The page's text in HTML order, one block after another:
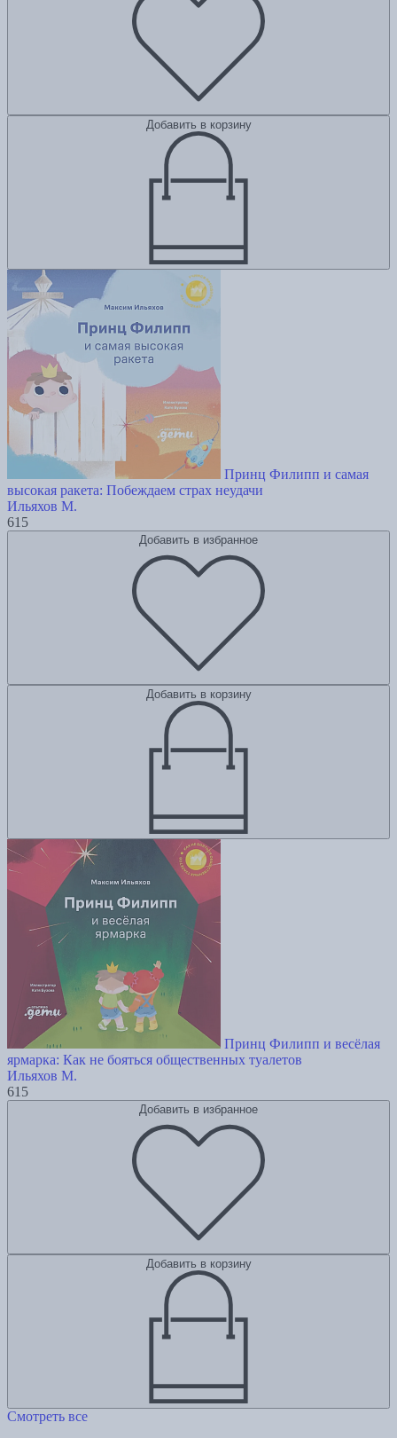
Добавить в корзину
Принц Филипп и самая
высокая ракета: Побеждаем страх неудачи
Ильяхов М.
615
Добавить в избранное
Добавить в корзину
Принц Филипп и весёлая
ярмарка: Как не бояться общественных туалетов
Ильяхов М.
615
Добавить в избранное
Добавить в корзину
Смотреть все